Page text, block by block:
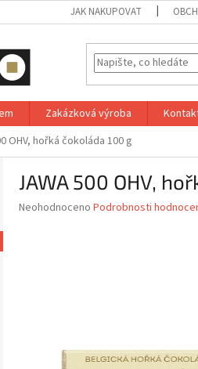
JAK NAKUPOVAT
Zakázková výroba
OHV, hořká čokoláda 100 g
JAWA 500 OHV,
Průměrné
Neohodnoceno Podrobnosti